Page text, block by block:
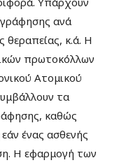
ανά
θεραπείας, κ.ά. Η
πρωτοκόλλων
Ατομικού
τα
καθώς
ένας ασθενής
Η εφαρμογή των